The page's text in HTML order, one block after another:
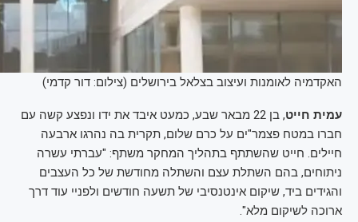
האקדמיה לאומנות ועיצוב בצלאל בירושלים (צילום: דור קדמי)
עמית חייט
, בן 22 מבאר שבע, כמעט איבד את ידו ונפצע קשה עם
חברו במטח פצמר"ים על כרם שלום, תקרית בה נהרגו ארבעה
חיילים. חייט שהשתתף בתהליך המחקר משתף: "עברתי עשרה
ניתוחים, בהם השתלת עצם והשתלה מחודשת של כל העצבים
והגידים ביד, שיקום אינטנסיבי של תשעה חודשים ולפניי עוד דרך
ארוכה לשיקום מלא".